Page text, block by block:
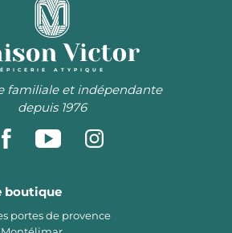
ÉPICERIE ATYPIQUE
familiale et indépendante
depuis 1976
boutique
portes de provence